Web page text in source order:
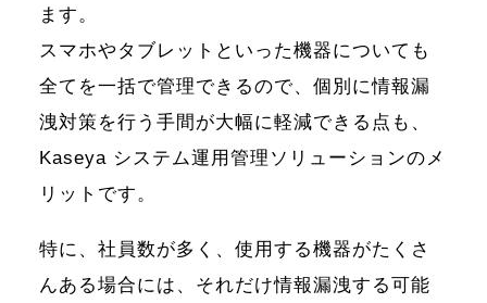
ます。
スマホやタブレットといった機器についても
全てを一括で管理できるので、個別に情報漏
洩対策を行う手間が大幅に軽減できる点も、
Kaseya システム運用管理ソリューションのメ
リットです。
特に、社員数が多く、使用する機器がたくさ
んある場合には、それだけ情報漏洩する可能